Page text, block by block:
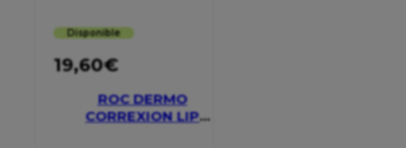
Disponible
19,60€
ROC DERMO
CORREXION LIP